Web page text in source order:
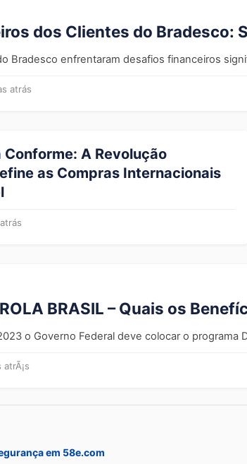
dos Clientes do Bradesco:
Bradesco enfrentaram desafios financeiros
atrás
Conforme: A Revolução
as Compras Internacionais
BRASIL – Quais os
o Governo Federal deve colocar o programa
atrÃ¡s
em 58e.com